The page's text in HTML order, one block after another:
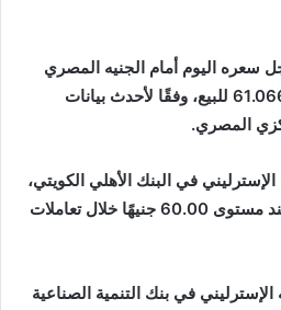
سعره اليوم أمام الجنيه المصري
60.8638 جنيهًا للشراء، و61.0665 للبيع، وفقًا لأحدث بيانات
المصري.
في البنك الأهلي الكويتي،
ومصرف أبوظبي الإسلامي عند مستوى 60.00 جنيهًا خلال تعاملات
الإسترليني في بنك التنمية الصناعية